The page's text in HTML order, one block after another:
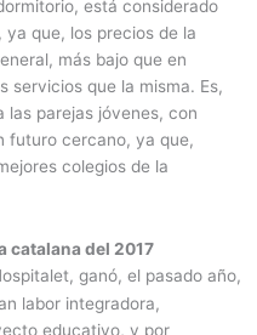
está considerado
que, los precios de la
más bajo que en
servicios que la misma. Es,
parejas jóvenes, con
futuro cercano, ya que,
colegios de la
catalana del 2017
ganó, el pasado año,
labor integradora,
educativo, y por